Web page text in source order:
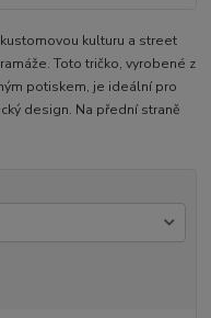
kulturu a street
Toto tričko, vyrobené z
potiskem, je ideální pro
design. Na přední straně